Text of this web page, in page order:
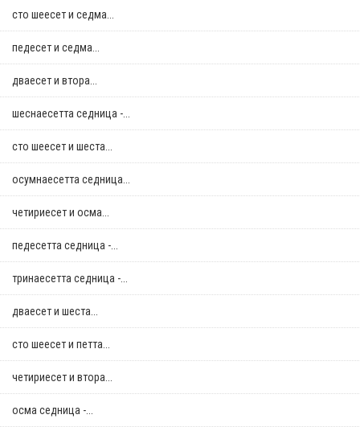
сто шеесет и седма...
педесет и седма...
дваесет и втора...
шеснаесетта седница -...
сто шеесет и шеста...
осумнaесетта седница...
четириесет и осма...
педесетта седница -...
тринаесетта седница -...
дваесет и шеста...
сто шеесет и петта...
четириесет и втора...
осма седница -...